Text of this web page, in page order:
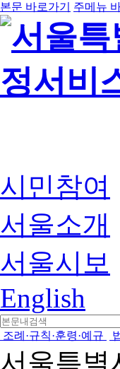
본문 바로가기 주메뉴
시민참여
서울소개
서울시보
English
조례·규칙·훈령·예규
서울특별